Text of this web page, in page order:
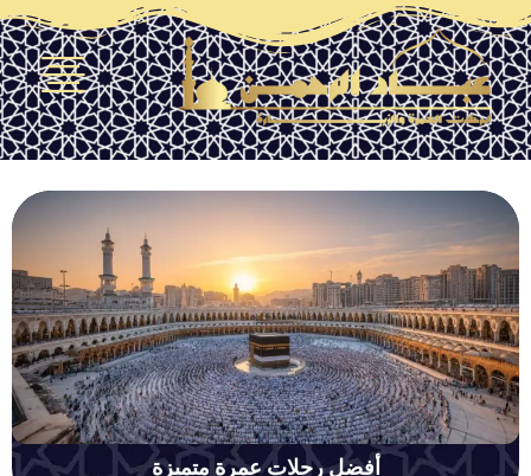
أفضل رحلات عمرة متميزة